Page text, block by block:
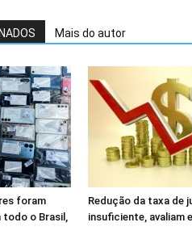
Mais do autor
foram
todo o Brasil,
Redução da taxa de
insuficiente, avaliam